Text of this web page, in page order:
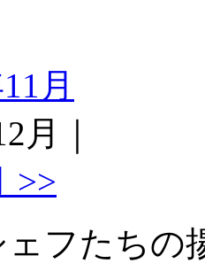
月
月｜
>>
ェフたちの